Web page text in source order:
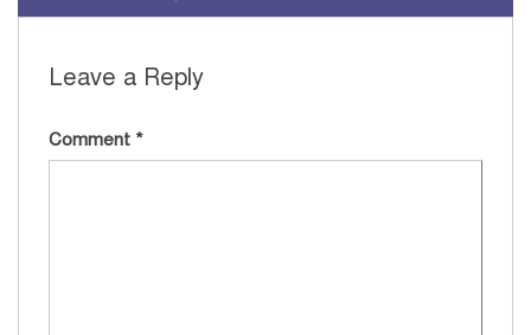
Leave a Reply
Comment *